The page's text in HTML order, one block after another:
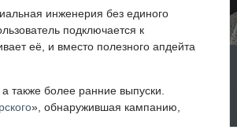
инженерия без единого
подключается к
её, и вместо полезного апдейта
также более ранние выпуски.
», обнаружившая кампанию,